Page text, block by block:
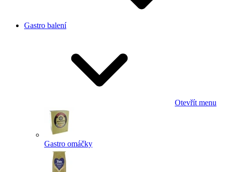
Gastro balení
Otevřít menu
Gastro omáčky